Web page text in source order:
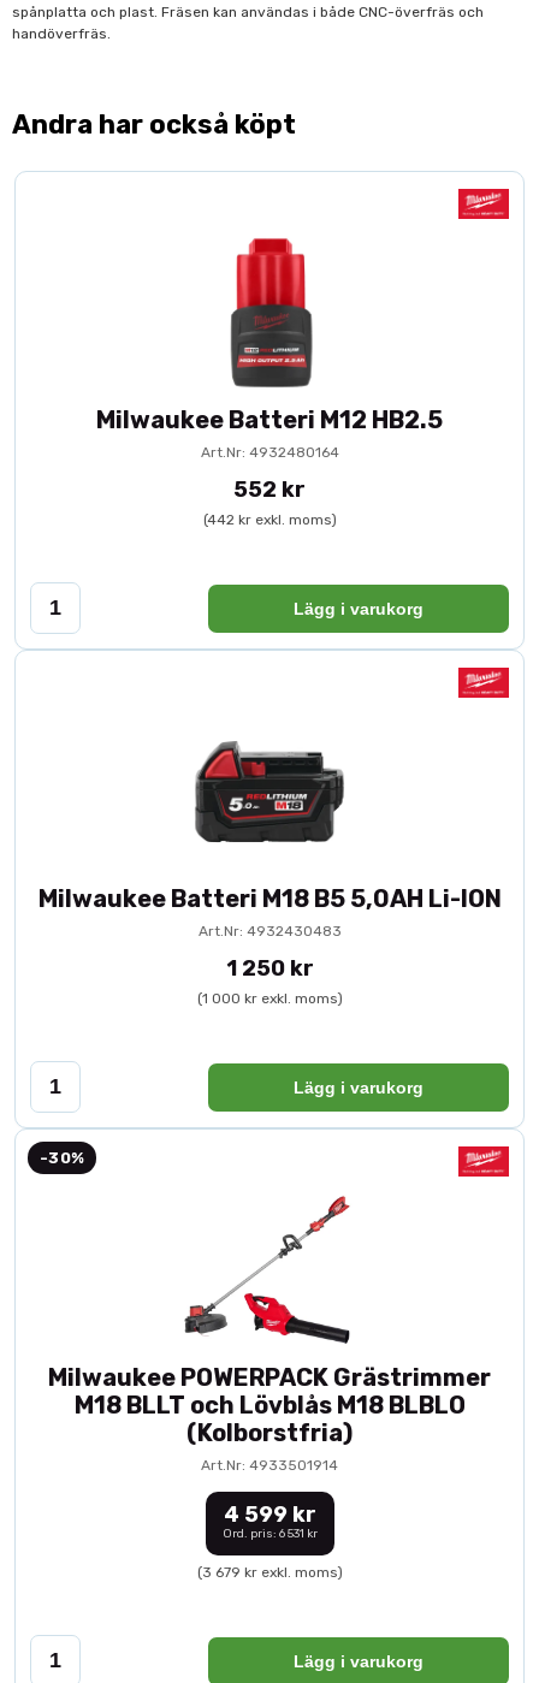
spånplatta och plast. Fräsen kan användas i både CNC-överfräs och
handöverfräs.
Andra har också köpt
Milwaukee Batteri M12 HB2.5
Art.Nr: 4932480164
552 kr
(442 kr exkl. moms)
Lägg i varukorg
Milwaukee Batteri M18 B5 5,0AH Li-ION
Art.Nr: 4932430483
1 250 kr
(1 000 kr exkl. moms)
Lägg i varukorg
-30%
Milwaukee POWERPACK Grästrimmer
M18 BLLT och Lövblås M18 BLBLO
(Kolborstfria)
Art.Nr: 4933501914
4 599 kr
Ord. pris: 6 531 kr
(3 679 kr exkl. moms)
Lägg i varukorg